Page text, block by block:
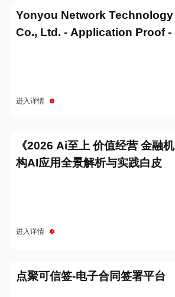
Yonyou Network Technology
Co., Ltd. - Application Proof -
进入详情
《2026 Ai至上 价值经营 金融机
构AI应用全景解析与实践白皮
进入详情
点聚可信签-电子合同签署平台